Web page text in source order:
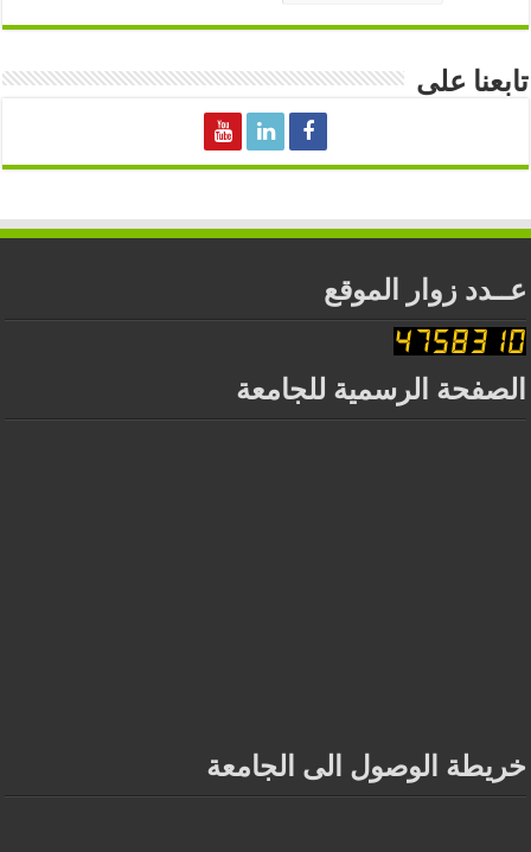
تابعنا على
عــدد زوار الموقع
الصفحة الرسمية للجامعة
خريطة الوصول الى الجامعة